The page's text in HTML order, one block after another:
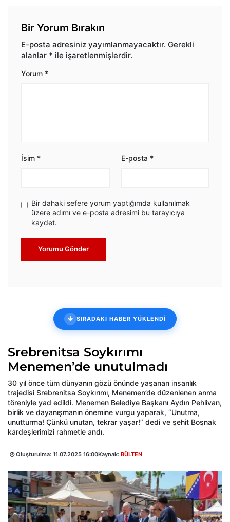
Bir Yorum Bırakın
E-posta adresiniz yayımlanmayacaktır. Gerekli
alanlar * ile işaretlenmişlerdir.
Yorum *
İsim * E-posta *
Bir dahaki sefere yorum yaptığımda kullanılmak
üzere adımı ve e-posta adresimi bu tarayıcıya
kaydet.
Yorumu Gönder
SIRADAKİ HABER YÜKLENDİ
Srebrenitsa Soykırımı
Menemen’de unutulmadı
30 yıl önce tüm dünyanın gözü önünde yaşanan insanlık
trajedisi Srebrenitsa Soykırımı, Menemen’de düzenlenen anma
töreniyle yad edildi. Menemen Belediye Başkanı Aydın Pehlivan,
birlik ve dayanışmanın önemine vurgu yaparak, “Unutma,
unutturma! Çünkü unutan, tekrar yaşar!” dedi ve şehit Boşnak
kardeşlerimizi rahmetle andı.
Oluşturulma: 11.07.2025 16:00Kaynak: BÜLTEN